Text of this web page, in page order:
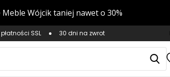
SSL 30 dni na zwrot